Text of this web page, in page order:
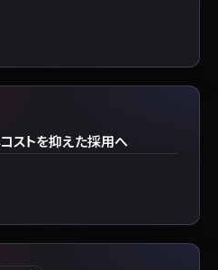
ストを抑えた採用へ